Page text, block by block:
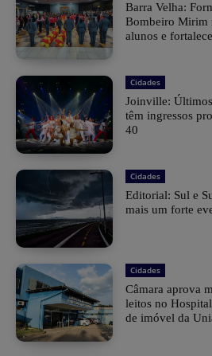
Barra Velha:
Bombeiro Mirim
alunos e
Cidades
Joinville:
têm ingressos
40
Cidades
Editorial: Sul e
mais um forte
Cidades
Câmara aprova
leitos no
de imóvel da